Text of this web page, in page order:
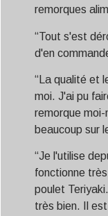
remorques
“Tout s'est
d'en
“La qualité et
moi. J'ai pu
remorque
beaucoup sur
“Je l'utilise
fonctionne
poulet
très bien. Il